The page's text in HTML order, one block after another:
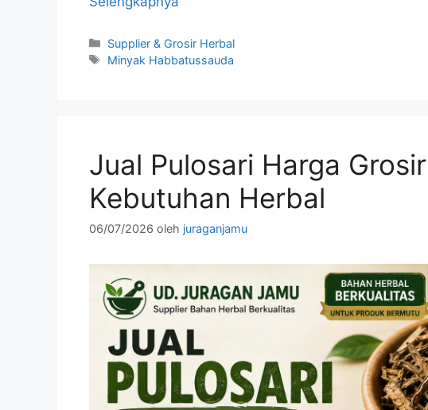
Kategori
Supplier & Grosir Herbal
Tag
Minyak Habbatussauda
Jual Pulosari Harga
Kebutuhan Herbal
06/07/2026 oleh juraganjamu